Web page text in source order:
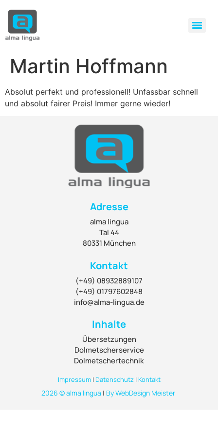
Martin Hoffmann
Absolut perfekt und professionell! Unfassbar schnell
und absolut fairer Preis! Immer gerne wieder!
Adresse
alma lingua
Tal 44
80331 München
Kontakt
(+49) 08932889107
(+49) 01797602848
info@alma-lingua.de
Inhalte
Übersetzungen
Dolmetscherservice
Dolmetschertechnik
Impressum| Datenschutz | Kontakt
2026 ©alma lingua | By WebDesign Meister